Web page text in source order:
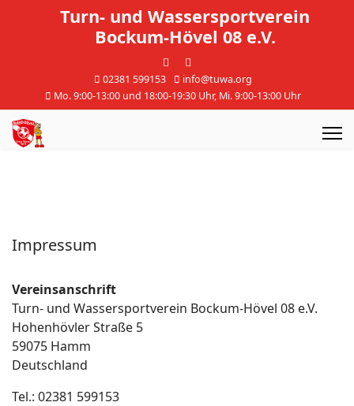
Turn- und Wassersportverein
Bockum-Hövel 08 e.V.
02381 599153
info@tuwa.org
Mo. 9:00-13:00 und 18:00-19:30 Uhr, Mi. 9:00-13:00 Uhr
Impressum
Vereinsanschrift
Turn- und Wassersportverein Bockum-Hövel 08 e.V.
Hohenhövler Straße 5
59075 Hamm
Deutschland
Tel.: 02381 599153